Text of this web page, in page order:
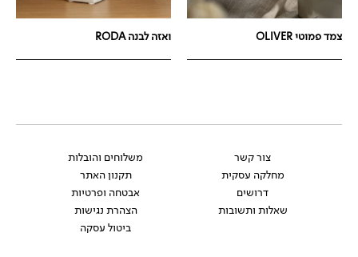
צמד פמוטי OLIVER ואזה לבנה RODA
צור קשר
מחלקה עסקית
דרושים
שאלות ותשובות
משלוחים והובלות
תקנון האתר
אבטחה ופרטיות
הצהרת נגישות
ביטול עסקה